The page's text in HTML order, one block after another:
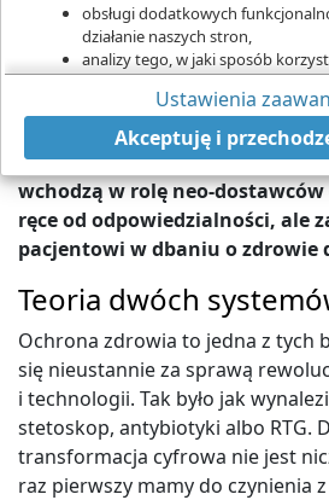
Inteligentne zegarki dają nam lepszy wgląd
producenci, dzięki czemu mogą budować
Technologie cyfrowe i dostęp
granicę pomiędzy klasyczną
opieką. A to oznacza, że system
duże przetasowania – wielkie
wchodzą w rolę neo-
ręce od odpowiedzialności, ale
pacjentowi w dbaniu o zdrowie
Teoria dwóch
Ochrona zdrowia to jedna z tych
się nieustannie za sprawą
i technologii. Tak było jak
stetoskop, antybiotyki albo RTG.
transformacja cyfrowa nie jest
raz pierwszy mamy do czynienia
obsługi dodatkowych
działanie naszych stron,
analizy tego, w jaki sposób
marketingu bezpośredniego,
udostępniania funkcji mediów
Kliknij „Akceptuję i przechodzę do
na przetwarzanie przez nas i
danych w powyższych celach.
Pamiętaj, że wyrażenie zgody jest
możesz w każdej chwili cofnąć, możesz
przetwarzanie Twoich danych tylko w
chcesz dowiedzieć się więcej lub chcesz
szczegółową - możesz tego dokonać za
zaawansowanych”.
Więcej informacji na temat
na naszych stronach znajdziesz w
Ustawienia
Akceptuję i